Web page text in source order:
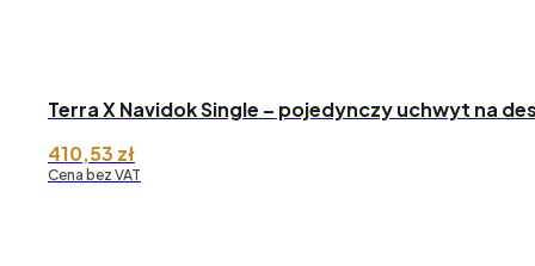
Terra X Navidok Single – pojedynczy uchwyt na
410,53 zł
Cena bez VAT